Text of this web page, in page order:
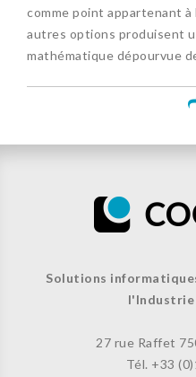
comme point appartenant
autres options produisent
mathématique dépourvue
Solutions
l'Industrie
27 rue Raffet
Tél. +33 (